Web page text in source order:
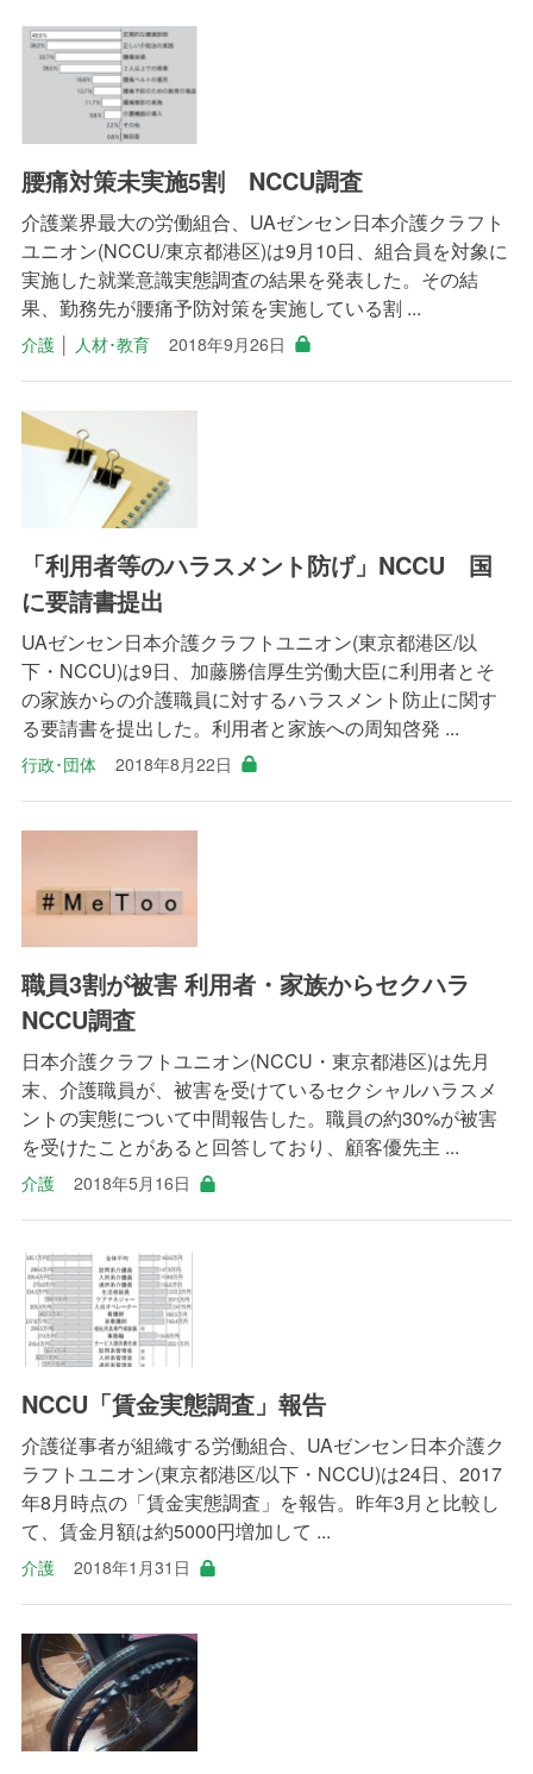
腰痛対策未実施5割 NCCU調査
介護業界最大の労働組合、UAゼンセン日本介護クラフト
ユニオン(NCCU/東京都港区)は9月10日、組合員を対象に
実施した就業意識実態調査の結果を発表した。その結
果、勤務先が腰痛予防対策を実施している割 ...
介護│ 人材･教育 2018年9月26日
「利用者等のハラスメント防げ」NCCU 国
に要請書提出
UAゼンセン日本介護クラフトユニオン(東京都港区/以
下・NCCU)は9日、加藤勝信厚生労働大臣に利用者とそ
の家族からの介護職員に対するハラスメント防止に関す
る要請書を提出した。利用者と家族への周知啓発 ...
行政･団体 2018年8月22日
職員3割が被害 利用者・家族からセクハラ
NCCU調査
日本介護クラフトユニオン(NCCU・東京都港区)は先月
末、介護職員が、被害を受けているセクシャルハラスメ
ントの実態について中間報告した。職員の約30%が被害
を受けたことがあると回答しており、顧客優先主 ...
介護 2018年5月16日
NCCU「賃金実態調査」報告
介護従事者が組織する労働組合、UAゼンセン日本介護ク
ラフトユニオン(東京都港区/以下・NCCU)は24日、2017
年8月時点の「賃金実態調査」を報告。昨年3月と比較し
て、賃金月額は約5000円増加して ...
介護 2018年1月31日